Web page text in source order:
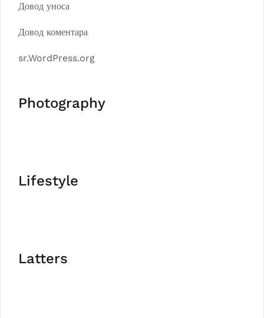
Довод уноса
Довод коментара
sr.WordPress.org
Photography
Lifestyle
Latters